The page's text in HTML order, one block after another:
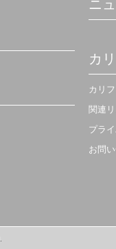
ニ
カ
カリ
関連
プラ
お問